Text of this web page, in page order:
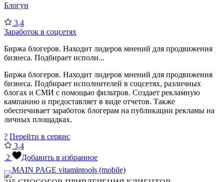
Блогун
3,4
Заработок в соцсетях
Биржа блогеров. Находит лидеров мнений для продвижения
бизнеса. Подбирает исполн...
Биржа блогеров. Находит лидеров мнений для продвижения
бизнеса. Подбирает исполнителей в соцсетях, различных
блогах и СМИ с помощью фильтров. Создает рекламную
кампанию и предоставляет в виде отчетов. Также
обеспечивает заработок блогерам на публикации рекламы на
личных площадках.
? Перейти в сервис
3,4
2
Добавить в избранное